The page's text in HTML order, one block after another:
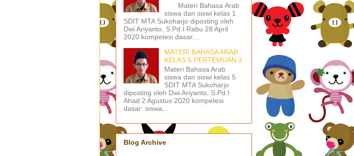
Materi Bahasa Arab
siswa dan siswi kelas 1
SDIT MTA Sukoharjo diposting oleh
Dwi Ariyanto, S.Pd.I Rabu 28 April
2020 kompetesi dasar:...
MATERI BAHASA ARAB
KELAS 5 PERTEMUAN 3
Materi Bahasa Arab
siswa dan siswi kelas 5
SDIT MTA Sukoharjo
diposting oleh Dwi Ariyanto, S.Pd.I
Ahad 2 Agustus 2020 kompetesi
dasar: siswa...
Blog Archive